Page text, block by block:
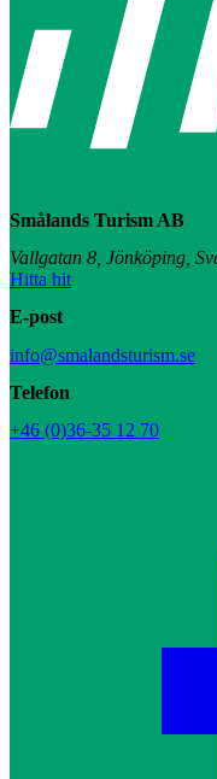
Smålands Turism AB
Vallgatan 8, Jönköping,
Hitta hit
E-post
info@smalandsturism.se
Telefon
+46 (0)36-35 12 70